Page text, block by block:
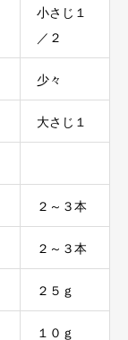
小さじ１
／２
少々
大さじ１
２～３本
２～３本
２５ｇ
１０ｇ